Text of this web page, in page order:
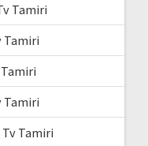
Tamiri
Tamiri
Tamiri
Tamiri